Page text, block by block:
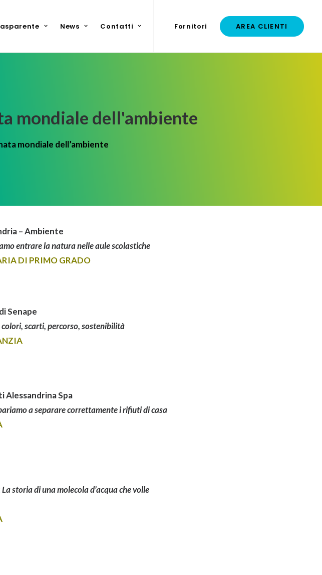
News Contatti Fornitori AREA CLIENTI
mondiale dell'ambiente
mondiale dell’ambiente
– Ambiente
entrare la natura nelle aule scolastiche
DI PRIMO GRADO
Senape
scarti, percorso, sostenibilità
Alessandrina Spa
a separare correttamente i rifiuti di casa
La storia di una molecola d’acqua che volle